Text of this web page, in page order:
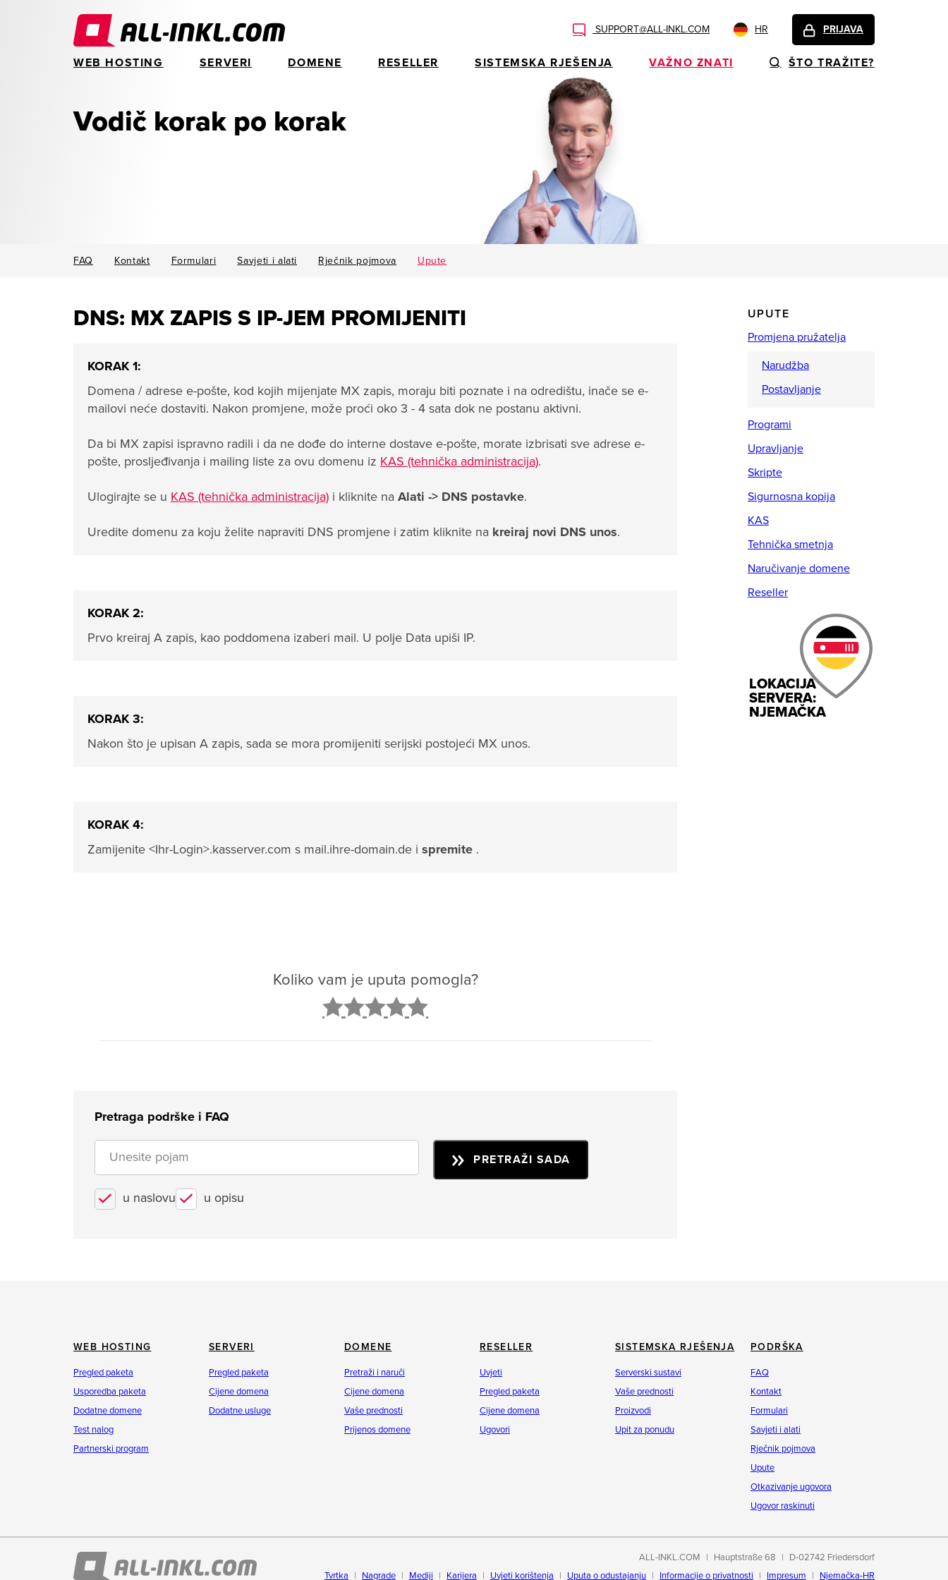
SUPPORT@ALL-INKL.COM HR PRIJAVA
WEB HOSTING SERVERI DOMENE RESELLER SISTEMSKA RJEŠENJA VAŽNO ZNATI ŠTO TRAŽITE?
Vodič korak po korak
FAQ Kontakt Formulari Savjeti i alati Rječnik pojmova Upute
DNS: MX ZAPIS S IP-JEM PROMIJENITI
KORAK 1:
Domena / adrese e-pošte, kod kojih mijenjate MX zapis, moraju biti poznate i na odredištu, inače se e-
mailovi neće dostaviti. Nakon promjene, može proći oko 3 - 4 sata dok ne postanu aktivni.
Da bi MX zapisi ispravno radili i da ne dođe do interne dostave e-pošte, morate izbrisati sve adrese e-
pošte, prosljeđivanja i mailing liste za ovu domenu iz KAS (tehnička administracija).
Ulogirajte se u KAS (tehnička administracija) i kliknite na Alati -> DNS postavke.
Uredite domenu za koju želite napraviti DNS promjene i zatim kliknite na kreiraj novi DNS unos.
KORAK 2:
Prvo kreiraj A zapis, kao poddomena izaberi mail. U polje Data upiši IP.
KORAK 3:
Nakon što je upisan A zapis, sada se mora promijeniti serijski postojeći MX unos.
KORAK 4:
Zamijenite <Ihr-Login>.kasserver.com s mail.ihre-domain.de i spremite .
Koliko vam je uputa pomogla?
Pretraga podrške i FAQ
u naslovu u opisu
PRETRAŽI SADA
UPUTE
Promjena pružatelja
Narudžba
Postavljanje
Programi
Upravljanje
Skripte
Sigurnosna kopija
KAS
Tehnička smetnja
Naručivanje domene
Reseller
LOKACIJA
SERVERA:
NJEMAČKA
WEB HOSTING
Pregled paketa
Usporedba paketa
Dodatne domene
Test nalog
Partnerski program
SERVERI
Pregled paketa
Cijene domena
Dodatne usluge
DOMENE
Pretraži i naruči
Cijene domena
Vaše prednosti
Prijenos domene
RESELLER
Uvjeti
Pregled paketa
Cijene domena
Ugovori
SISTEMSKA RJEŠENJA
Serverski sustavi
Vaše prednosti
Proizvodi
Upit za ponudu
PODRŠKA
FAQ
Kontakt
Formulari
Savjeti i alati
Rječnik pojmova
Upute
Otkazivanje ugovora
Ugovor raskinuti
ALL-INKL.COM Hauptstraße 68
D-02742 Friedersdorf
Tvrtka
Nagrade Mediji Karijera Uvjeti korištenja Uputa o odustajanju Informacije o privatnosti Impresum Njemačka-HR